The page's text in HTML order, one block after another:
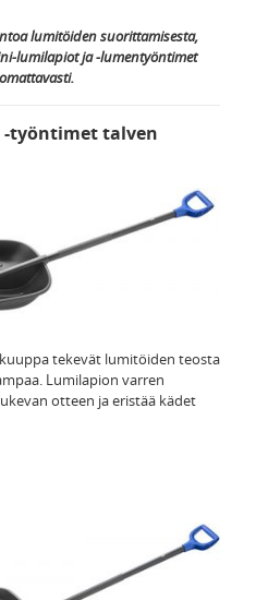
lumitöiden suorittamisesta,
lumilapiot ja -lumentyöntimet
työntimet talven
tekevät lumitöiden teosta
Lumilapion varren
otteen ja eristää kädet